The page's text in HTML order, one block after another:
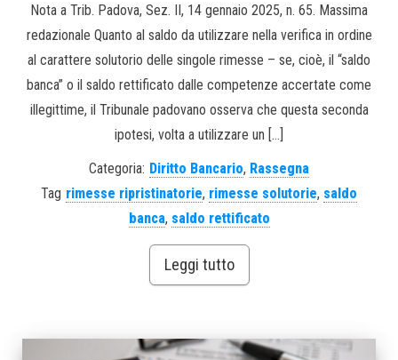
Nota a Trib. Padova, Sez. II, 14 gennaio 2025, n. 65. Massima
redazionale Quanto al saldo da utilizzare nella verifica in ordine
al carattere solutorio delle singole rimesse – se, cioè, il “saldo
banca” o il saldo rettificato dalle competenze accertate come
illegittime, il Tribunale padovano osserva che questa seconda
ipotesi, volta a utilizzare un […]
Categoria: Diritto Bancario, Rassegna
Tag rimesse ripristinatorie, rimesse solutorie, saldo
banca, saldo rettificato
Leggi tutto